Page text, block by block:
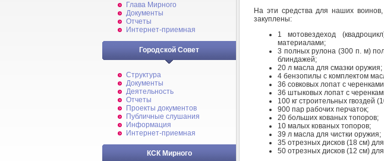
Глава Мирного
Документы
Отчеты
Интернет-приемная
Городской Совет
Структура
Документы
Деятельность
Отчеты
Проекты документов
Публичные слушания
Информация
Интернет-приемная
КСК Мирного
На эти средства для наших
закуплены:
1 мотовездеход
материалами;
3 полных рулона (300 п. м)
блиндажей;
20 л масла для смазки оружия;
4 бензопилы с комплектом
36 совковых лопат с
36 штыковых лопат с
100 кг строительных гвоздей
900 пар рабочих перчаток;
20 больших кованых топоров;
10 малых кованых топоров;
39 л масла для чистки оружия;
35 отрезных дисков (18 см)
50 отрезных дисков (12 см)